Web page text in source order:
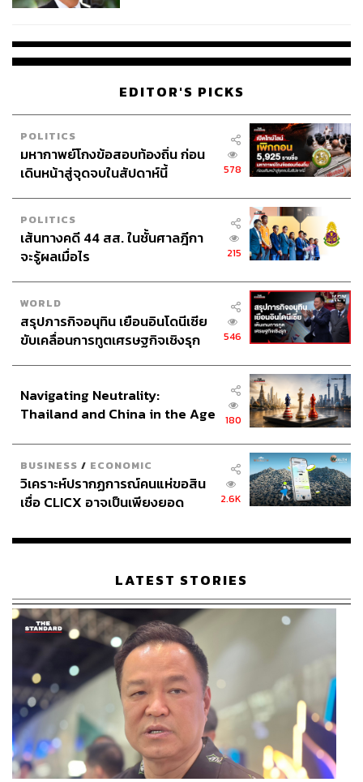
EDITOR'S PICKS
POLITICS
มหากาพย์โกงข้อสอบท้องถิ่น ก่อน
เดินหน้าสู่จุดจบในสัปดาห์นี้
578
POLITICS
เส้นทางคดี 44 สส. ในชั้นศาลฎีกา
จะรู้ผลเมื่อไร
215
WORLD
สรุปภารกิจอนุทิน เยือนอินโดนีเซีย
ขับเคลื่อนการทูตเศรษฐกิจเชิงรุก
546
Navigating Neutrality:
Thailand and China in the Age
180
BUSINESS / ECONOMIC
วิเคราะห์ปรากฏการณ์คนแห่ขอสิน
เชื่อ CLICX อาจเป็นเพียงยอด
เรือนไทยที่ถูกซุกไว้
2.6K
LATEST STORIES